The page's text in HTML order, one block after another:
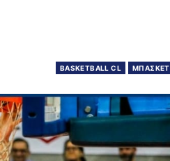
BASKETBALL CL ΜΠΑΣΚΕΤ